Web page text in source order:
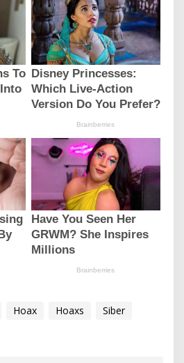
Hoax Hoaxs
Siber